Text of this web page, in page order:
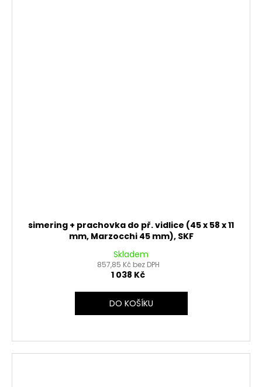
simering + prachovka do př. vidlice (45 x 58 x 11
mm, Marzocchi 45 mm), SKF
Skladem
857,85 Kč bez DPH
1 038 Kč
DO KOŠÍKU